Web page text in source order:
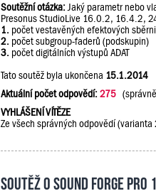
Soutěžní otázka: Jaký parametr nebo
Presonus StudioLive 16.0.2, 16.4.2,
1. počet vestavěných efektových
2. počet subgroup-faderů (podskupin)
3. počet digitálních výstupů ADAT
Tato soutěž byla ukončena 15.1.2014
Aktuální počet odpovědí:275
VYHLÁŠENÍ VÍTĚZE
Ze všech správných odpovědí
Soutěž o Sound Forge Pro